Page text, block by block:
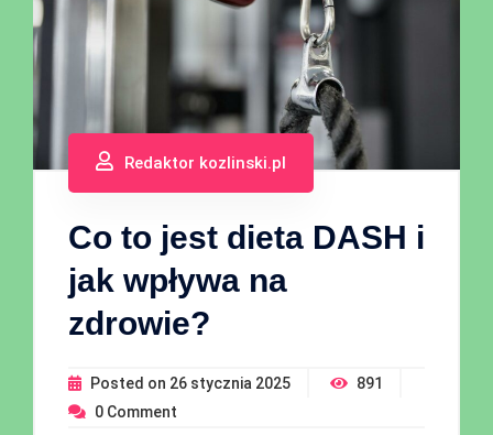
Redaktor kozlinski.pl
Co to jest dieta DASH i
jak wpływa na
zdrowie?
Posted on 26 stycznia 2025
891
0 Comment